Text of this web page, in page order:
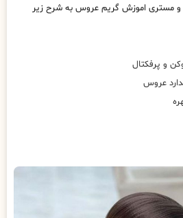
مستری اموزش گریم عروس به شرح زیر
و پرفکتال
عروس